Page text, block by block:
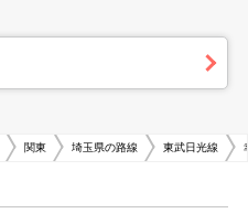
関東 埼玉県の路線 東武日光線